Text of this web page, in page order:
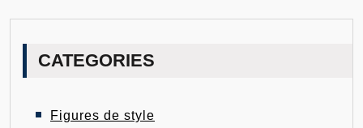
CATEGORIES
Figures de style